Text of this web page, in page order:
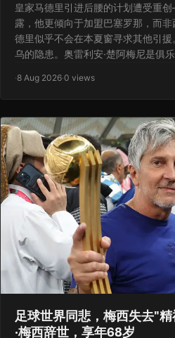
皇家马德里引进后腰的计划遭受重
露，他更倾向于加盟巴塞罗那，而
德里似乎不会在本夏窗寻求其他引
乌的隐患。奥雷利安·楚阿梅尼是俱
·8 Aug 2026·0 views
足球世界同悲，梅西失去"
·梅西辞世，享年68岁